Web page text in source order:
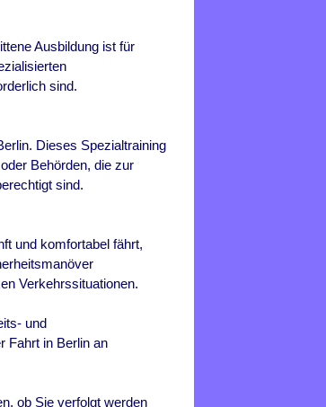
Ausbildung ist für
sind.
. Dieses Spezialtraining
Behörden, die zur
sind.
und komfortabel fährt,
Verkehrssituationen.
und
Fahrt in Berlin an
ob Sie verfolgt werden